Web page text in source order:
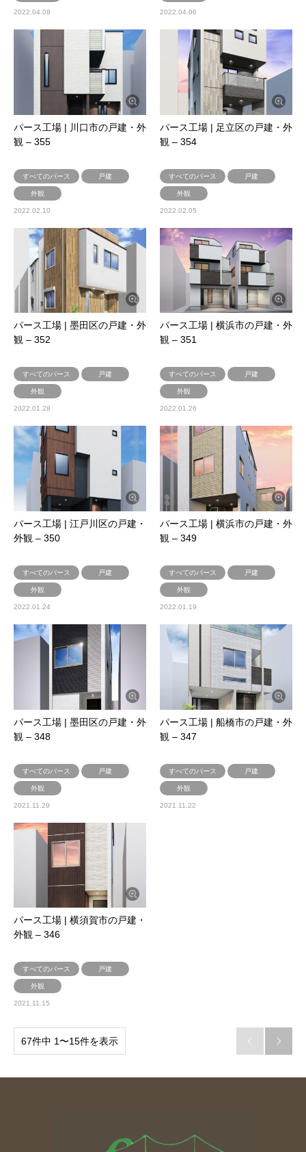
2022.04.08 2022.04.06
パース工場 | 川口市の戸建・外
観 – 355
すべてのパース 戸建
外観
2022.02.10
パース工場 | 足立区の戸建・外
観 – 354
すべてのパース 戸建
外観
2022.02.05
パース工場 | 墨田区の戸建・外
観 – 352
すべてのパース 戸建
外観
2022.01.28
パース工場 | 横浜市の戸建・外
観 – 351
すべてのパース 戸建
外観
2022.01.26
パース工場 | 江戸川区の戸建・
外観 – 350
すべてのパース 戸建
外観
2022.01.24
パース工場 | 横浜市の戸建・外
観 – 349
すべてのパース 戸建
外観
2022.01.19
パース工場 | 墨田区の戸建・外
観 – 348
すべてのパース 戸建
外観
2021.11.29
パース工場 | 船橋市の戸建・外
観 – 347
すべてのパース 戸建
外観
2021.11.22
パース工場 | 横須賀市の戸建・
外観 – 346
すべてのパース 戸建
外観
2021.11.15
67件中 1〜15件を表示  